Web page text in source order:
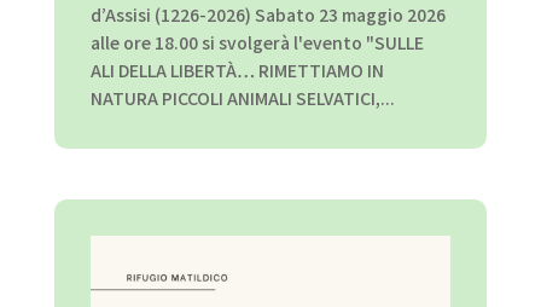
d’Assisi (1226-2026) Sabato 23 maggio 2026
alle ore 18.00 si svolgerà l'evento "SULLE
ALI DELLA LIBERTÀ… RIMETTIAMO IN
NATURA PICCOLI ANIMALI SELVATICI,...